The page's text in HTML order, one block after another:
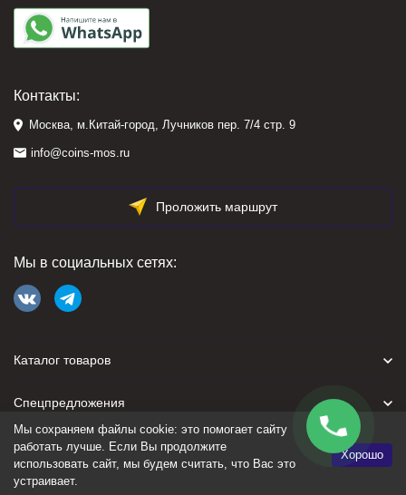
Контакты:
Москва, м.Китай-город, Лучников пер. 7/4 стр. 9
info@coins-mos.ru
Проложить маршрут
Мы в социальных сетях:
Каталог товаров
Спецпредложения
Для покупателя
Мы сохраняем файлы cookie: это помогает сайту
работать лучше. Если Вы продолжите
использовать сайт, мы будем считать, что Вас это
устраивает.
Хорошо